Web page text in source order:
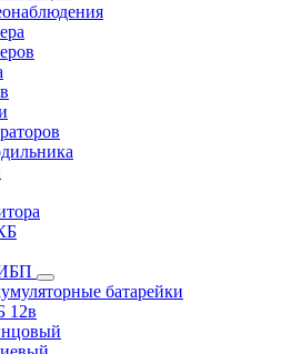
батарейки
12в